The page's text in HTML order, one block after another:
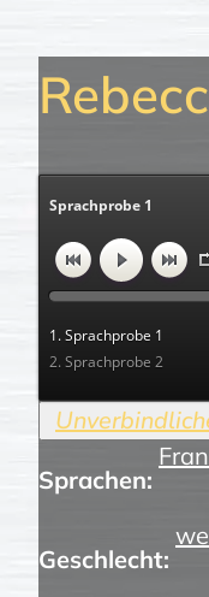
Sprachprobe 1
1. Sprachprobe 1
2. Sprachprobe 2
Sprachen:
Geschlecht: